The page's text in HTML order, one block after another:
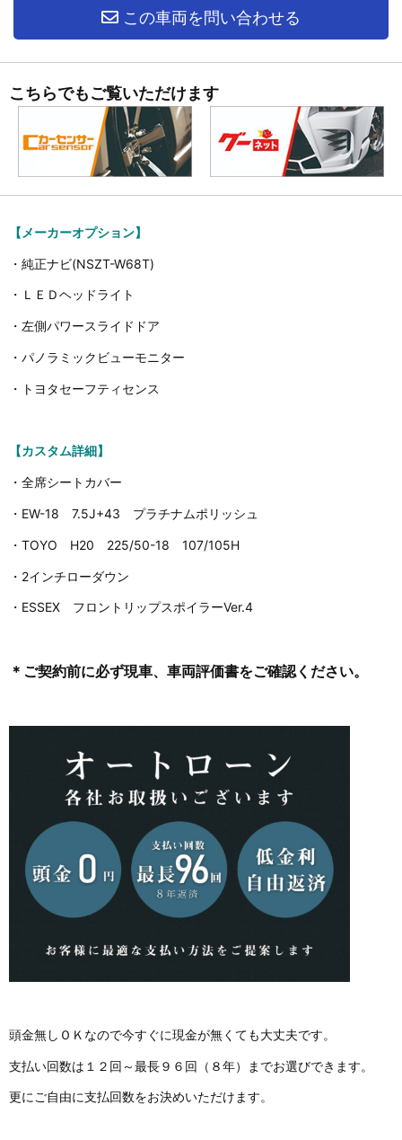
この車両を問い合わせる
こちらでもご覧いただけます
【メーカーオプション】
・純正ナビ(NSZT-W68T)
・ＬＥＤヘッドライト
・左側パワースライドドア
・パノラミックビューモニター
・トヨタセーフティセンス
【カスタム詳細】
・全席シートカバー
・EW-18 7.5J+43 プラチナムポリッシュ
・TOYO H20 225/50-18 107/105H
・2インチローダウン
・ESSEX フロントリップスポイラーVer.4
＊ご契約前に必ず現車、車両評価書をご確認ください。
頭金無しＯＫなので今すぐに現金が無くても大丈夫です。
支払い回数は１２回～最長９６回（８年）までお選びできます。
更にご自由に支払回数をお決めいただけます。